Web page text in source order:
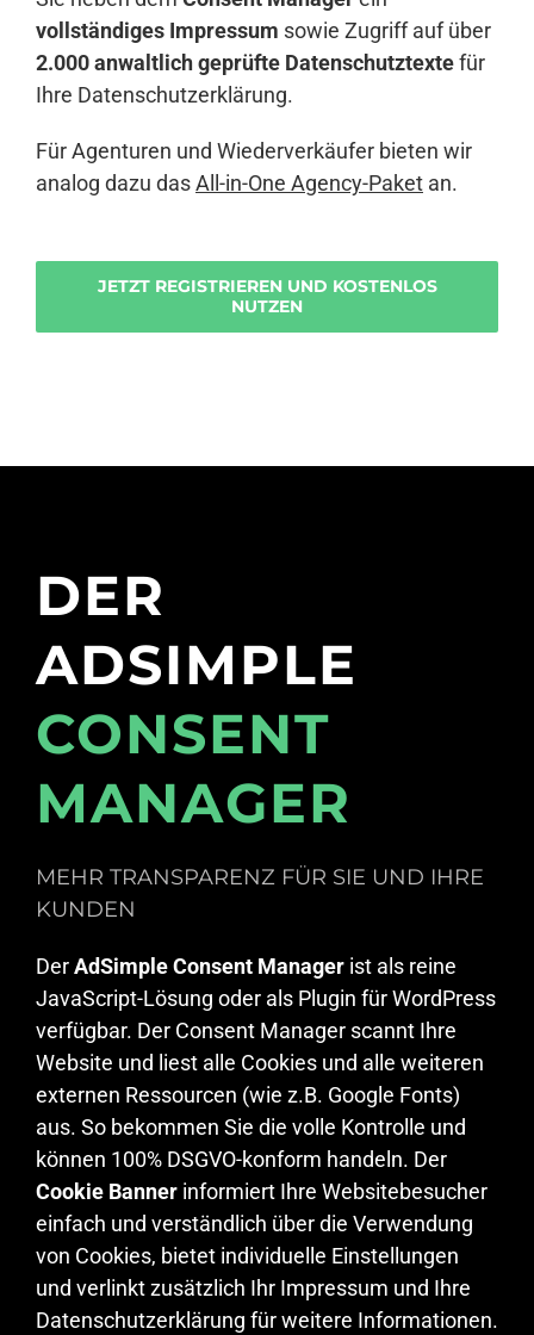
vollständiges Impressum sowie Zugriff auf über
2.000 anwaltlich geprüfte Datenschutztextefür
Ihre Datenschutzerklärung.
Für Agenturen und Wiederverkäufer bieten wir
analog dazu dasAll-in-One Agency-Paket an.
JETZT REGISTRIEREN UND KOSTENLOS
NUTZEN
DER
ADSIMPLE
CONSENT
MANAGER
MEHR TRANSPARENZ FÜR SIE UND IHRE
KUNDEN
DerAdSimple Consent Manager ist als reine
JavaScript-Lösung oder als Plugin für WordPress
verfügbar. Der Consent Manager scannt Ihre
Website und liest alle Cookies und alle weiteren
externen Ressourcen (wie z.B. Google Fonts)
aus. So bekommen Sie die volle Kontrolle und
können 100% DSGVO-konform handeln. Der
Cookie Banner informiert Ihre Websitebesucher
einfach und verständlich über die Verwendung
von Cookies, bietet individuelle Einstellungen
und verlinkt zusätzlich Ihr Impressum und Ihre
Datenschutzerklärung für weitere Informationen.